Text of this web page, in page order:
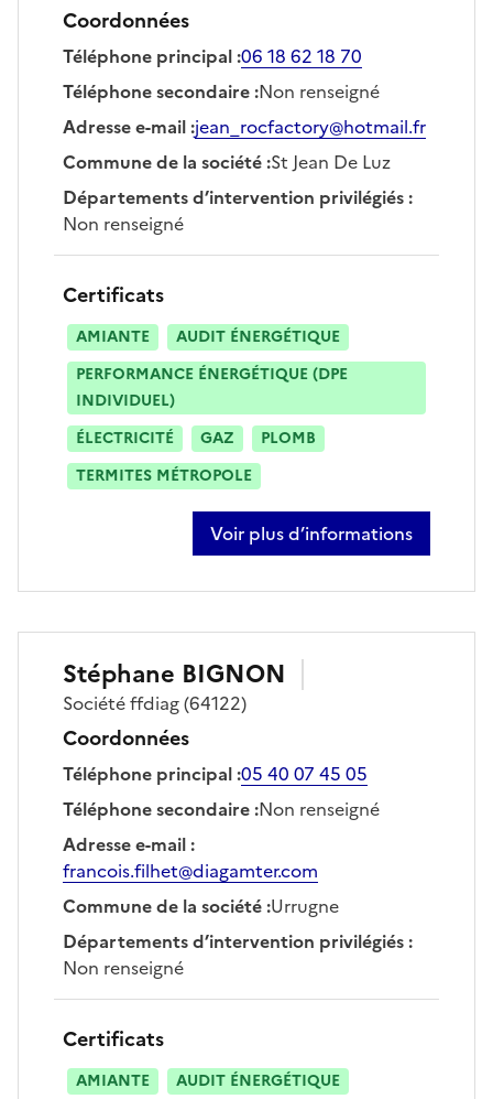
Coordonnées
Téléphone principal:06 18 62 18 70
Téléphone secondaire:Non renseigné
Adresse e-mail:jean_rocfactory@hotmail.fr
Commune de la société:St Jean De Luz
Départements d’intervention privilégiés:
Non renseigné
Certificats
AMIANTE
AUDIT ÉNERGÉTIQUE
PERFORMANCE ÉNERGÉTIQUE (DPE
INDIVIDUEL)
ÉLECTRICITÉ
GAZ
PLOMB
TERMITES MÉTROPOLE
Voir plus d’informations
sur jean rocher
Stéphane BIGNON
Sociétéffdiag(64122)
Coordonnées
Téléphone principal:05 40 07 45 05
Téléphone secondaire:Non renseigné
Adresse e-mail:
francois.filhet@diagamter.com
Commune de la société:Urrugne
Départements d’intervention privilégiés:
Non renseigné
Certificats
AMIANTE AUDIT ÉNERGÉTIQUE